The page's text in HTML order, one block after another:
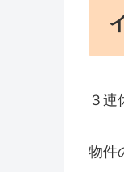
３連
物件